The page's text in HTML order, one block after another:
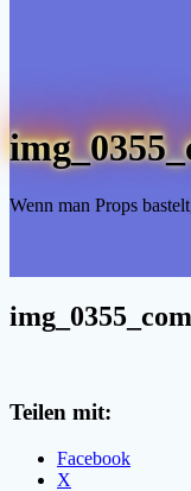
Wenn man Props
Teilen mit:
Facebook
X